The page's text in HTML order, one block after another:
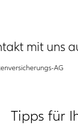
mit uns
AG
Tipps für